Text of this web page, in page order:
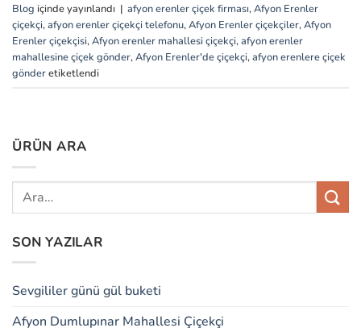
Blog içinde yayınlandı | afyon erenler çiçek firması,Afyon Erenler
çiçekçi,afyon erenler çiçekçi telefonu,Afyon Erenler çiçekçiler,Afyon
Erenler çiçekçisi,Afyon erenler mahallesi çiçekçi,afyon erenler
mahallesine çiçek gönder,Afyon Erenler'de çiçekçi,afyon erenlere çiçek
gönderetiketlendi
ÜRÜN ARA
SON YAZILAR
Sevgililer günü gül buketi
Afyon Dumlupınar Mahallesi Çiçekçi